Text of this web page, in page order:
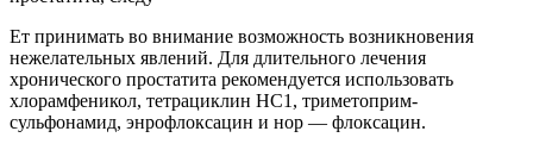
Ет принимать во внимание возможность возникновения
нежелательных явлений. Для длительного лечения
хронического простатита рекомендуется использовать
хлорамфеникол, тетрациклин НС1, триметоприм-
сульфонамид, энрофлоксацин и нор — флоксацин.